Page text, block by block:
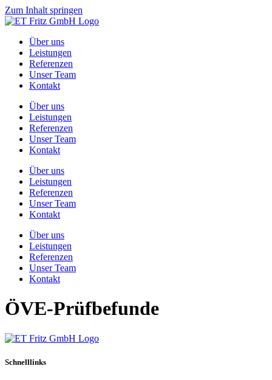
Zum Inhalt springen
Über uns
Leistungen
Referenzen
Unser Team
Kontakt
Über uns
Leistungen
Referenzen
Unser Team
Kontakt
Über uns
Leistungen
Referenzen
Unser Team
Kontakt
Über uns
Leistungen
Referenzen
Unser Team
Kontakt
ÖVE-Prüfbefunde
Schnelllinks